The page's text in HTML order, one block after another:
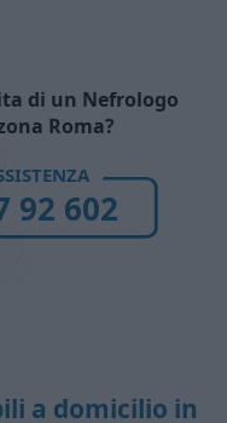
di un Nefrologo
Roma?
92 602
a domicilio in